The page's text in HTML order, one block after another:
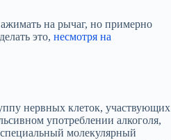
на рычаг, но примерно
это, несмотря на
нервных клеток, участвующих
употреблении алкоголя,
молекулярный